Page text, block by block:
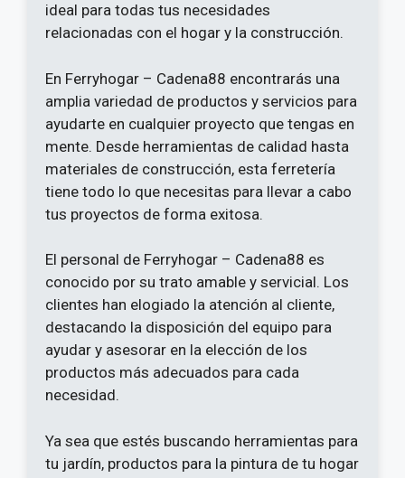
ideal para todas tus necesidades
relacionadas con el hogar y la construcción.
En Ferryhogar – Cadena88 encontrarás una
amplia variedad de productos y servicios para
ayudarte en cualquier proyecto que tengas en
mente. Desde herramientas de calidad hasta
materiales de construcción, esta ferretería
tiene todo lo que necesitas para llevar a cabo
tus proyectos de forma exitosa.
El personal de Ferryhogar – Cadena88 es
conocido por su trato amable y servicial. Los
clientes han elogiado la atención al cliente,
destacando la disposición del equipo para
ayudar y asesorar en la elección de los
productos más adecuados para cada
necesidad.
Ya sea que estés buscando herramientas para
tu jardín, productos para la pintura de tu hogar